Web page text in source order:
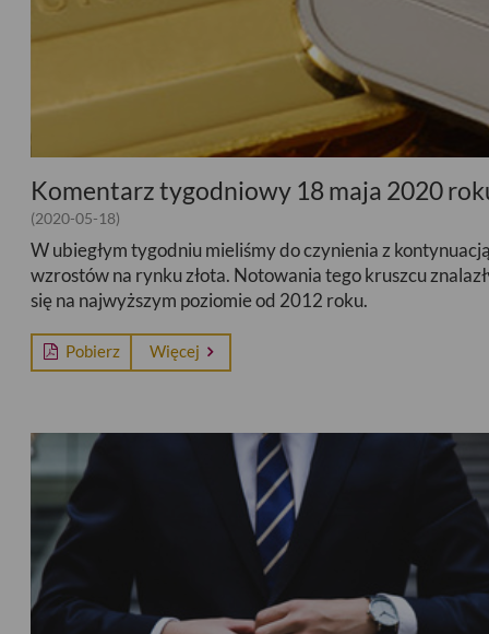
Komentarz tygodniowy 18 maja 2020
(2020-05-18)
W ubiegłym tygodniu mieliśmy do czynienia z
wzrostów na rynku złota. Notowania tego kruszcu
się na najwyższym poziomie od 2012 roku.
Pobierz Więcej